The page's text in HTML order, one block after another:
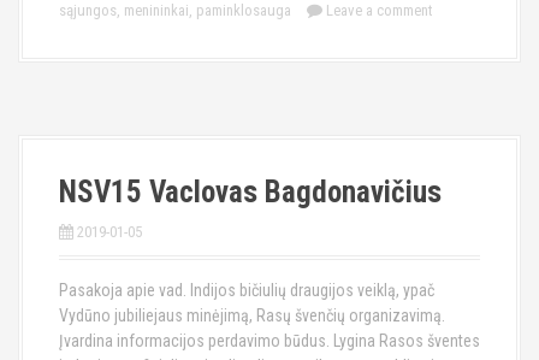
sąjungos, menininkai, paminklosauga Leave a comment
NSV15 Vaclovas Bagdonavičius
2019-01-05
Pasakoja apie vad. Indijos bičiulių draugijos veiklą, ypač
Vydūno jubiliejaus minėjimą, Rasų švenčių organizavimą.
Įvardina informacijos perdavimo būdus. Lygina Rasos šventes